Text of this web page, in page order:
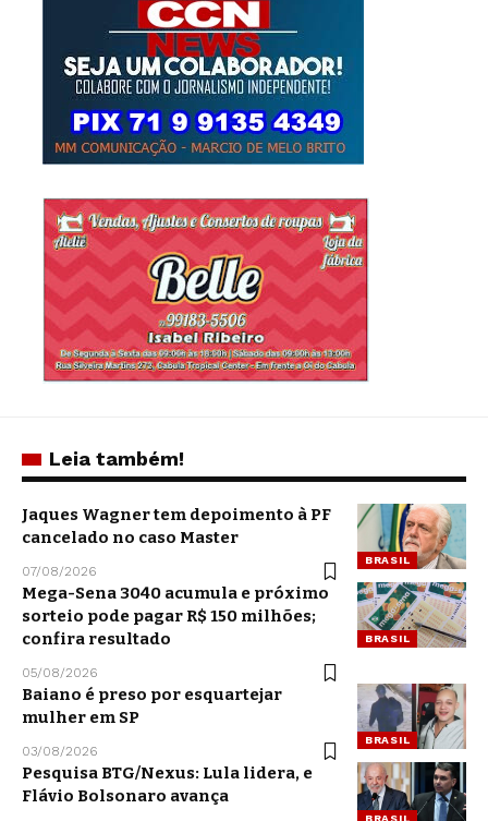
Leia também!
BRASIL
Jaques Wagner tem depoimento à PF
cancelado no caso Master
07/08/2026
BRASIL
Mega-Sena 3040 acumula e próximo
sorteio pode pagar R$ 150 milhões;
confira resultado
05/08/2026
BRASIL
Baiano é preso por esquartejar
mulher em SP
03/08/2026
BRASIL
Pesquisa BTG/Nexus: Lula lidera, e
Flávio Bolsonaro avança